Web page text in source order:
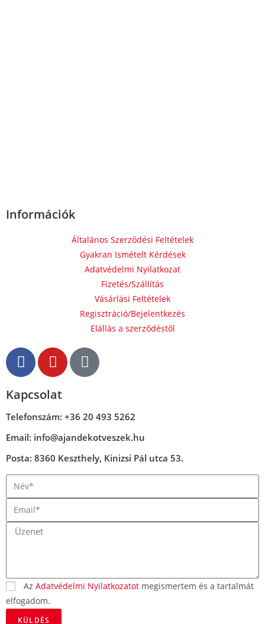
Információk
Általános Szerződési Feltételek
Gyakran Ismételt Kérdések
Adatvédelmi Nyilatkozat
Fizetés/Szállítás
Vásárlási Feltételek
Regisztráció/Bejelentkezés
Elállás a szerződéstől
Kapcsolat
Telefonszám: +36 20 493 5262
Email: info@ajandekotveszek.hu
Posta: 8360 Keszthely, Kinizsi Pál utca 53.
Az Adatvédelmi Nyilatkozatot megismertem és a tartalmát
elfogadom.
KÜLDÉS